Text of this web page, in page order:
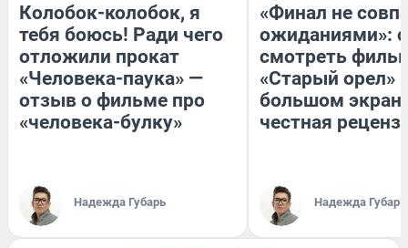
Колобок-колобок, я
тебя боюсь! Ради чего
отложили прокат
«Человека-паука» —
отзыв о фильме про
«человека-булку»
Надежда Губарь
«Финал не
ожиданиями»:
смотреть
«Старый орел»
большом
честная
Надежда Губарь